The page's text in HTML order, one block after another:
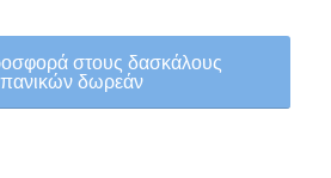
στους δασκάλους
δωρεάν